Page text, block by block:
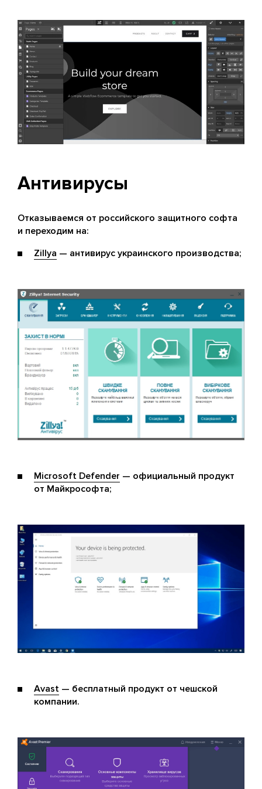
Антивирусы
Отказываемся от российского защитного софта
и переходим на:
Zillya — антивирус украинского производства;
Microsoft Defender — официальный продукт
от Майкрософта;
Avast — бесплатный продукт от чешской
компании.